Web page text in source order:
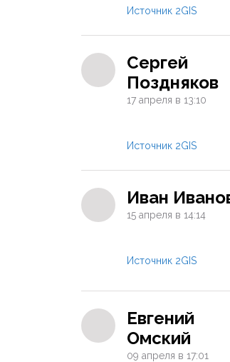
Источник 2GIS
Сергей
Поздняков
17 апреля в 13:10
Источник 2GIS
Иван
15 апреля в 14:14
Источник 2GIS
Евгений
Омский
09 апреля в 17:01